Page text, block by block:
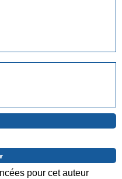
pour cet auteur